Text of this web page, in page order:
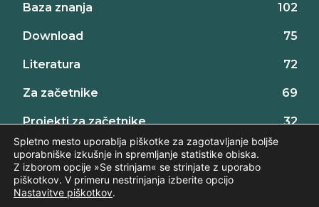
Baza znanja 102
Download 75
Literatura 72
Za začetnike 69
Projekti za začetnike 32
©2026 AX elektronika d.o.o., vse pravice pridržane. | web:
Spletno mesto uporablja piškotke za zagotavljanje boljše
uporabniške izkušnje in spremljanje statistike obiska.
Z izborom opcije »Se strinjam« se strinjate z uporabo
piškotkov. V primeru nestrinjanja izberite opcijo
Nastavitve piškotkov.